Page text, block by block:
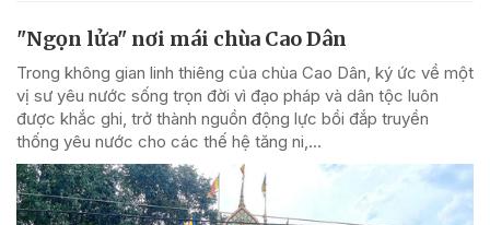
"Ngọn lửa" nơi mái chùa Cao Dân
Trong không gian linh thiêng của chùa Cao Dân, ký ức về một
vị sư yêu nước sống trọn đời vì đạo pháp và dân tộc luôn
được khắc ghi, trở thành nguồn động lực bồi đắp truyền
thống yêu nước cho các thế hệ tăng ni,...